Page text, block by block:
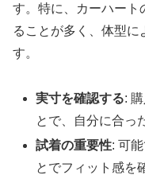
す。特に、カーハート
ることが多く、体型に
す。
実寸を確認する:
とで、自分に合っ
試着の重要性: 可
とでフィット感を